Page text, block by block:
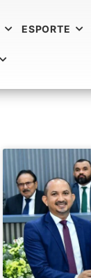
ESPORTE